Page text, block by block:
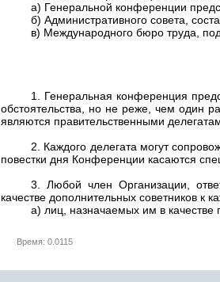
а) Генеральной конференции
б) Административного совета,
в) Международного бюро труда,
1. Генеральная конференция
обстоятельства, но не реже, чем один
являются правительственными
2. Каждого делегата могут
повестки дня Конференции касаются
3. Любой член Организации,
качестве дополнительных советников к
а) лиц, назначаемых им в качестве
Время: 0.0115